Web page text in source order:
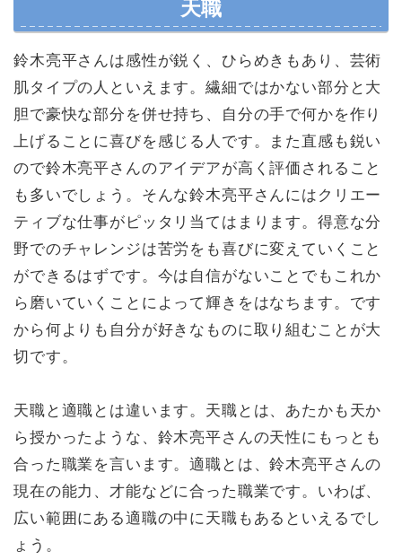
天職
鈴木亮平さんは感性が鋭く、ひらめきもあり、芸術
肌タイプの人といえます。繊細ではかない部分と大
胆で豪快な部分を併せ持ち、自分の手で何かを作り
上げることに喜びを感じる人です。また直感も鋭い
ので鈴木亮平さんのアイデアが高く評価されること
も多いでしょう。そんな鈴木亮平さんにはクリエー
ティブな仕事がピッタリ当てはまります。得意な分
野でのチャレンジは苦労をも喜びに変えていくこと
ができるはずです。今は自信がないことでもこれか
ら磨いていくことによって輝きをはなちます。です
から何よりも自分が好きなものに取り組むことが大
切です。
天職と適職とは違います。天職とは、あたかも天か
ら授かったような、鈴木亮平さんの天性にもっとも
合った職業を言います。適職とは、鈴木亮平さんの
現在の能力、才能などに合った職業です。いわば、
広い範囲にある適職の中に天職もあるといえるでし
ょう。